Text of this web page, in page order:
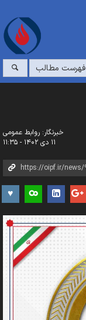
فهرست مطالب
خبرنگار: روابط عمومی
۱۱ دی ۱۴۰۲ - ۱۱:۳۵